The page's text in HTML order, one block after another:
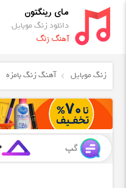
مای رینگتون
دانلود زنگ موبایل
آهنگ زنگ
زنگ موبایل آهنگ زنگ بامزه